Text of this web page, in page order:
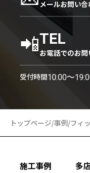
メールお問い合
📲TEL
お電話でのお
受付時間10:00〜
トップページ/事例/フィ
施工事例
多